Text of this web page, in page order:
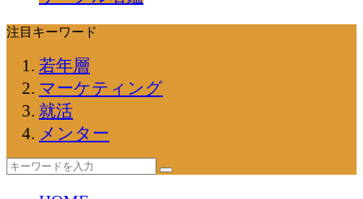
注目キーワード
若年層
マーケティング
就活
メンター